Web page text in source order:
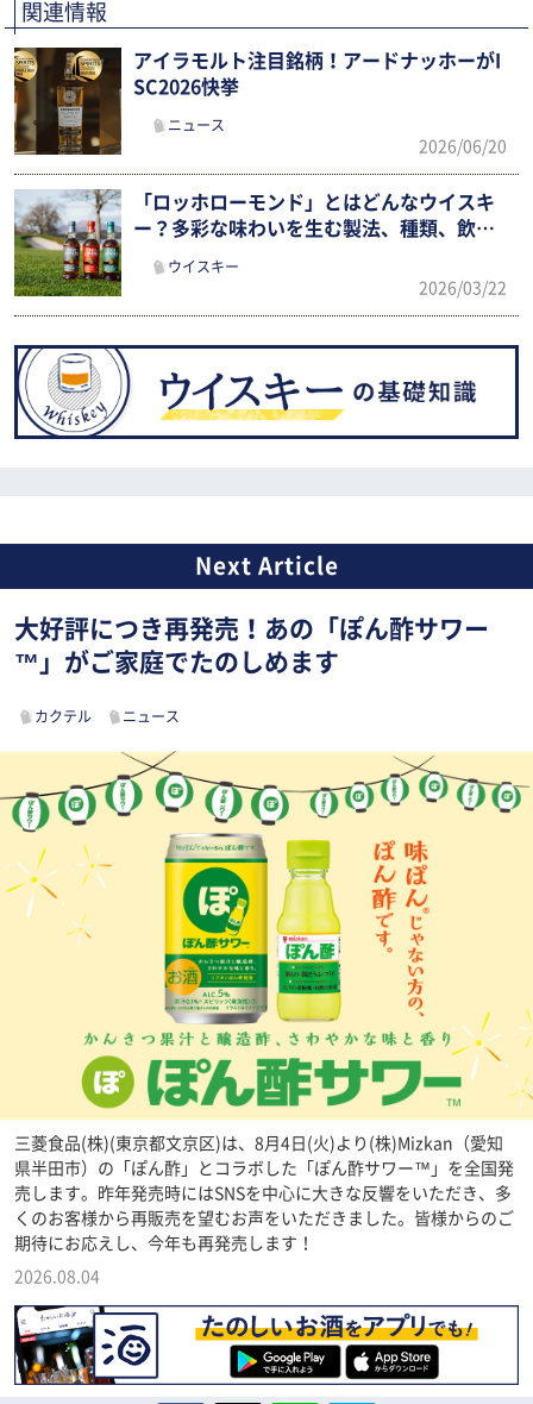
関連情報
アイラモルト注目銘柄！アードナッホーがI
SC2026快挙
ニュース
2026/06/20
「ロッホローモンド」とはどんなウイスキ
ー？多彩な味わいを生む製法、種類、飲み
方を徹底ガイド
ウイスキー
2026/03/22
大好評につき再発売！あの「ぽん酢サワー
™」がご家庭でたのしめます
カクテル ニュース
三菱食品(株)(東京都文京区)は、8月4日(火)より(株)Mizkan（愛知
県半田市）の「ぽん酢」とコラボした「ぽん酢サワー™」を全国発
売します。昨年発売時にはSNSを中心に大きな反響をいただき、多
くのお客様から再販売を望むお声をいただきました。皆様からのご
期待にお応えし、今年も再発売します！
2026.08.04